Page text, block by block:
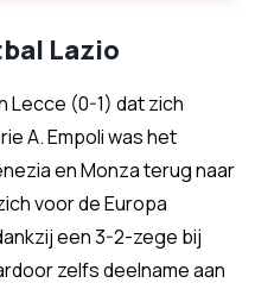
Lazio
Lecce (0-1) dat zich
A. Empoli was het
en Monza terug naar
voor de Europa
een 3-2-zege bij
zelfs deelname aan